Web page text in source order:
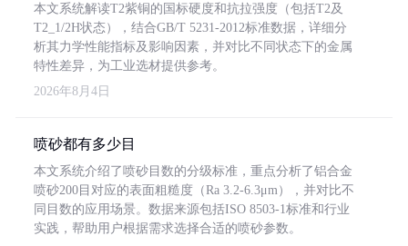
本文系统解读T2紫铜的国标硬度和抗拉强度（包括T2及
T2_1/2H状态），结合GB/T 5231-2012标准数据，详细分
析其力学性能指标及影响因素，并对比不同状态下的金属
特性差异，为工业选材提供参考。
2026年8月4日
喷砂都有多少目
本文系统介绍了喷砂目数的分级标准，重点分析了铝合金
喷砂200目对应的表面粗糙度（Ra 3.2-6.3μm），并对比不
同目数的应用场景。数据来源包括ISO 8503-1标准和行业
实践，帮助用户根据需求选择合适的喷砂参数。